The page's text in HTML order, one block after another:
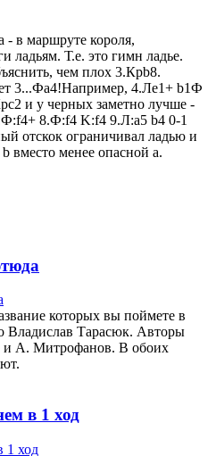
- в маршруте короля,
ладьям. Т.е. это гимн ладье.
чем плох 3.Крb8.
3...Фa4!Например, 4.Лe1+ b1Ф
и у черных заметно лучше -
8.Ф:f4 K:f4 9.Л:a5 b4 0-1
отскок ограничивал ладью и
вместо менее опасной a.
которых вы поймете в
Владислав Тарасюк. Авторы
и А. Митрофанов. В обоих
в 1 ход